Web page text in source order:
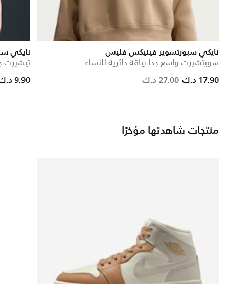
نايكي سبورتسوير فينيكس فليس
سويتشيرت واسع جدا بياقة دائرية للنساء
Price reduced from
27.00 د.كto 17.90 د.ك
نايكي
تيشيرت
Price reduced from9.90 د.ك
منتجات شاهدتها مؤخرًا